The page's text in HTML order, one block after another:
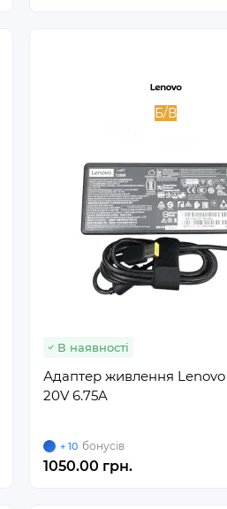
Б/В
В наявності
Адаптер живлення Lenovo
20V 6.75A
+ 10 бонусів
1050.00 грн.